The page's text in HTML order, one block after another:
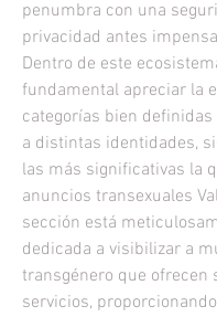
penumbra con una
privacidad antes
Dentro de este
fundamental apreciar la
categorías bien
a distintas identidades,
las más significativas la
anuncios transexuales
sección está
dedicada a visibilizar a
transgénero que ofrecen
servicios,